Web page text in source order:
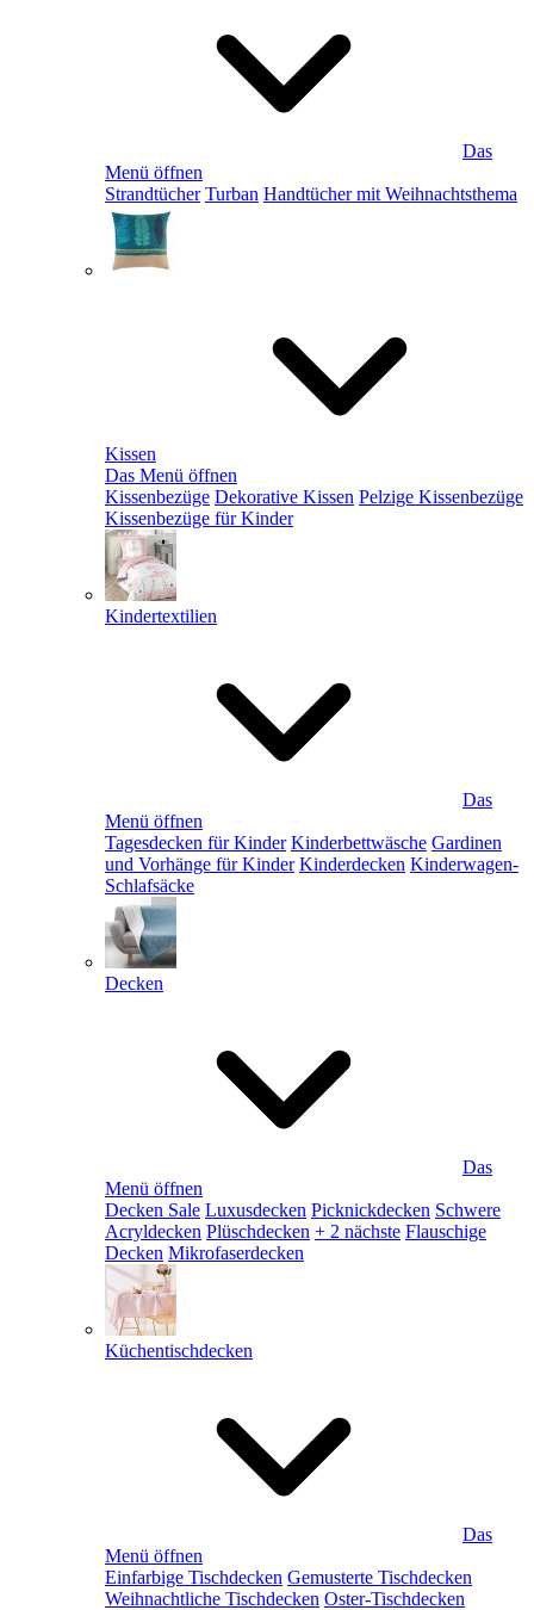
Das
Menü öffnen
Strandtücher Turban Handtücher mit Weihnachtsthema
Kissen
Das Menü öffnen
Kissenbezüge Dekorative Kissen Pelzige Kissenbezüge
Kissenbezüge für Kinder
Kindertextilien
Das
Menü öffnen
Tagesdecken für Kinder Kinderbettwäsche Gardinen
und Vorhänge für Kinder Kinderdecken Kinderwagen-
Schlafsäcke
Decken
Das
Menü öffnen
Decken Sale Luxusdecken Picknickdecken Schwere
Acryldecken Plüschdecken + 2 nächste Flauschige
Decken Mikrofaserdecken
Küchentischdecken
Das
Menü öffnen
Einfarbige Tischdecken Gemusterte Tischdecken
Weihnachtliche Tischdecken Oster-Tischdecken